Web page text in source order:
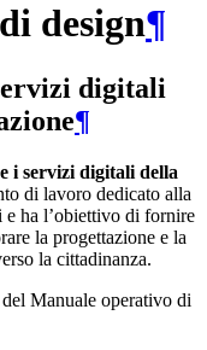
design¶
digitali
¶
i servizi digitali della
di lavoro dedicato alla
ha l’obiettivo di fornire
la progettazione e la
la cittadinanza.
Manuale operativo di